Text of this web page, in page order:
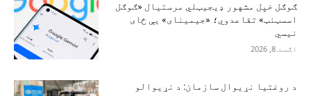
ګوګل خپل مشهور ډیجیټلي مرستیال «ګوګل
اسسټنټ» تقاعدوي؛ «جیمینای» یې ځای
نیسي
اګست 8, 2026
د روغتیا نړیوال سازمان: د نړیوالو